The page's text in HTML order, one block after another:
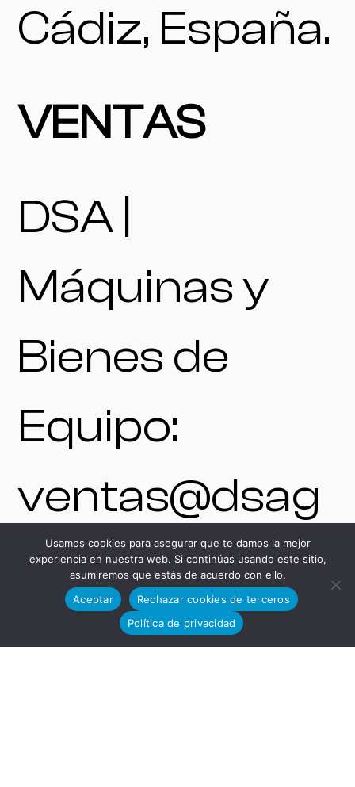
Cádiz, España.
VENTAS
DSA |
Máquinas y
Bienes de
Equipo:
ventas@dsag
rupo.com
+34 625 54 37
Usamos cookies para asegurar que te damos la mejor
experiencia en nuestra web. Si continúas usando este sitio,
asumiremos que estás de acuerdo con ello.
Aceptar
Rechazar cookies de terceros
Política de privacidad